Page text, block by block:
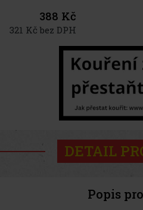
388 Kč
321 Kč bez DPH
DETAIL
Popis